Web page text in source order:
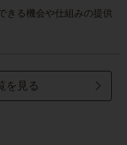
きる機会や仕組みの提供
を見る